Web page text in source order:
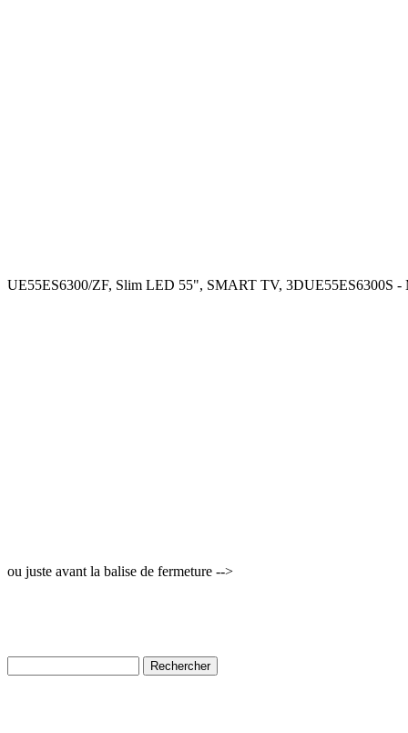
UE55ES6300/ZF, Slim LED 55", SMART TV, 3DUE55ES6300S -
ou juste avant la balise de fermeture -->